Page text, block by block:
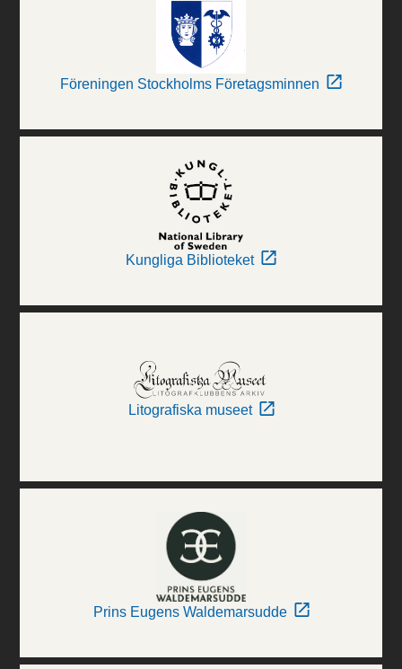
Föreningen Stockholms Företagsminnen
Kungliga Biblioteket
Litografiska museet
Prins Eugens Waldemarsudde